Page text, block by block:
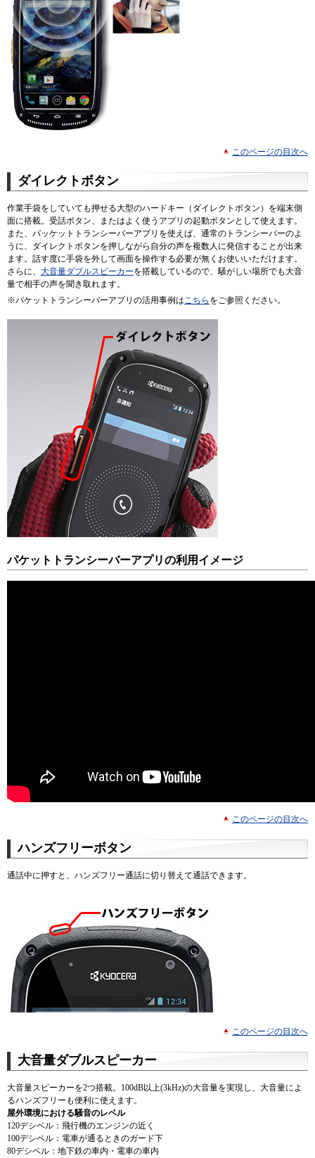
このページの目次へ
ダイレクトボタン
作業手袋をしていても押せる大型のハードキー（ダイレクトボタン）を端末側
面に搭載。受話ボタン、またはよく使うアプリの起動ボタンとして使えます。
また、パッケットトランシーバーアプリを使えば、通常のトランシーバーのよ
うに、ダイレクトボタンを押しながら自分の声を複数人に発信することが出来
ます。話す度に手袋を外して画面を操作する必要が無くお使いいただけます。
さらに、 大音量ダブルスピーカーを搭載しているので、騒がしい場所でも大音
量で相手の声を聞き取れます。
※パケットトランシーバーアプリの活用事例はこちら をご参照ください。
パケットトランシーバーアプリの利用イメージ
このページの目次へ
ハンズフリーボタン
通話中に押すと、ハンズフリー通話に切り替えて通話できます。
このページの目次へ
大音量ダブルスピーカー
大音量スピーカーを2つ搭載。100dB以上(3kHz)の大音量を実現し、大音量によ
るハンズフリーも便利に使えます。
屋外環境における騒音のレベル
120デシベル：飛行機のエンジンの近く
100デシベル：電車が通るときのガード下
80デシベル：地下鉄の車内・電車の車内